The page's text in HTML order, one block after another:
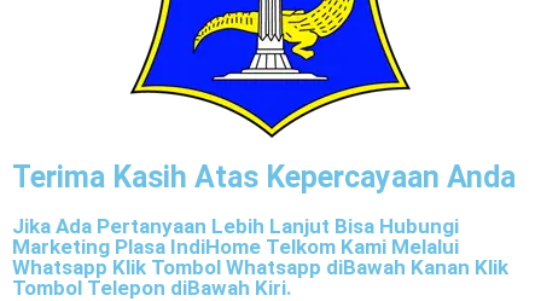
Terima Kasih Atas Kepercayaan Anda
Jika Ada Pertanyaan Lebih Lanjut Bisa Hubungi
Marketing Plasa IndiHome Telkom Kami Melalui
Whatsapp Klik Tombol Whatsapp diBawah Kanan Klik
Tombol Telepon diBawah Kiri.